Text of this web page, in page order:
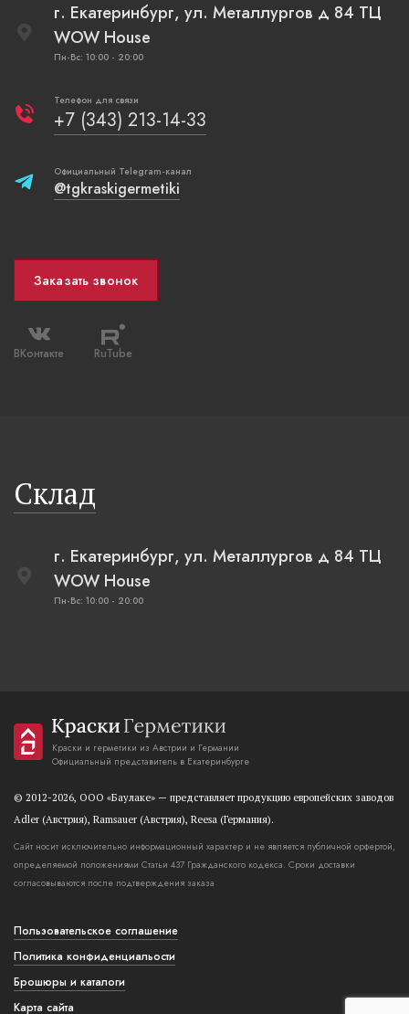
г. Екатеринбург, ул. Металлургов д 84 ТЦ
WOW House
Пн-Вс: 10:00 - 20:00
Телефон для связи
+7 (343) 213-14-33
Официальный Telegram-канал
@tgkraskigermetiki
Заказать звонок
ВКонтакте RuTube
Склад
г. Екатеринбург, ул. Металлургов д 84 ТЦ
WOW House
Пн-Вс: 10:00 - 20:00
Краски и герметики из Австрии и Германии
Официальный представитель в Екатеринбурге
© 2012-2026, OOO «Баулаке» — представляет продукцию европейских заводов
Adler (Австрия), Ramsauer (Австрия), Reesa (Германия).
Сайт носит исключительно информационный характер и не является публичной орфертой,
определяемой положениями Статьи 437 Гражданского кодекса. Сроки доставки
согласовываются после подтверждения заказа
Пользовательское соглашение
Политика конфиденциальости
Брошюры и каталоги
Карта сайта